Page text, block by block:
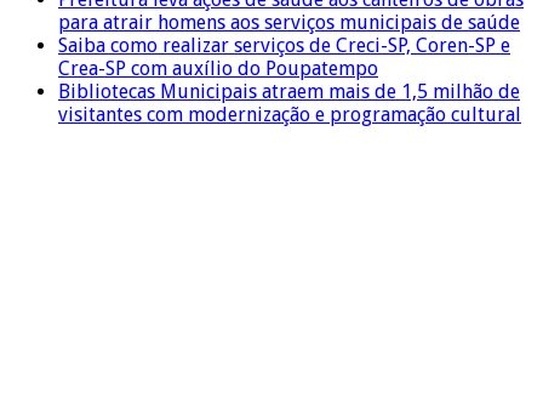
para atrair homens aos serviços municipais de saúde
Saiba como realizar serviços de Creci-SP, Coren-SP e
Crea-SP com auxílio do Poupatempo
Bibliotecas Municipais atraem mais de 1,5 milhão de
visitantes com modernização e programação cultural